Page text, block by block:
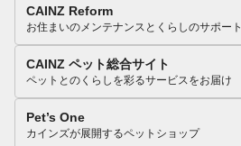
CAINZ Reform
お住まいのメンテナンスとくらしのサポート
CAINZ ペット総合サイト
ペットとのくらしを彩るサービスをお届け
Pet’s One
カインズが展開するペットショップ